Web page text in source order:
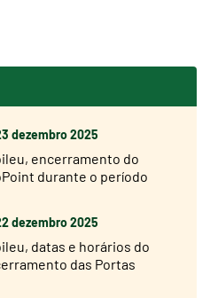
dezembro 2025
encerramento do
durante o período
dezembro 2025
datas e horários do
das Portas